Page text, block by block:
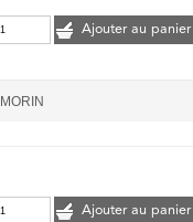
Ajouter au panier
MORIN
Ajouter au panier